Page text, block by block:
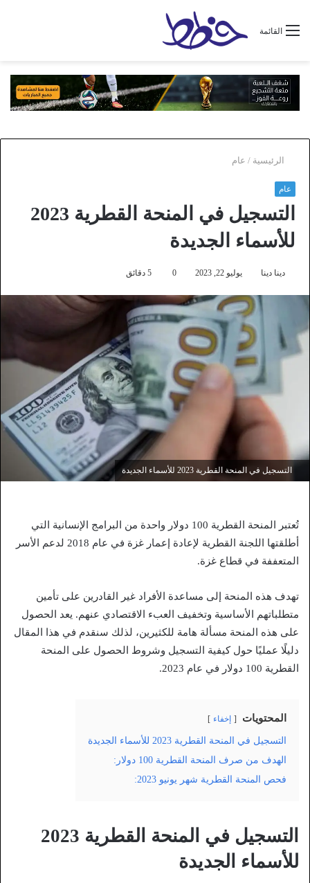
القائمة
الرئيسية / عام
عام
التسجيل في المنحة القطرية 2023
للأسماء الجديدة
دينا دينا يوليو 22, 2023 0
التسجيل في المنحة القطرية 2023 للأسماء الجديدة
تُعتبر المنحة القطرية 100 دولار واحدة من البرامج الإنسانية التي
أطلقتها اللجنة القطرية لإعادة إعمار غزة في عام 2018 لدعم الأسر
المتعففة في قطاع غزة.
تهدف هذه المنحة إلى مساعدة الأفراد غير القادرين على تأمين
متطلباتهم الأساسية وتخفيف العبء الاقتصادي عنهم. يعد الحصول
على هذه المنحة مسألة هامة للكثيرين، لذلك سنقدم في هذا المقال
دليلًا عمليًا حول كيفية التسجيل وشروط الحصول على المنحة
القطرية 100 دولار في عام 2023.
المحتويات إخفاء
التسجيل في المنحة القطرية 2023 للأسماء الجديدة
الهدف من صرف المنحة القطرية 100 دولار:
فحص المنحة القطرية شهر يونيو 2023:
التسجيل في المنحة القطرية 2023
للأسماء الجديدة